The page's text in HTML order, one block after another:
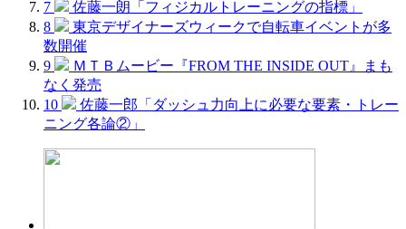
7
佐藤一朗「フィジカルトレーニングの指標」
8
東京デザイナーズウィークで自転車イベントが多
数開催
9
ＭＴＢムービー『FROM THE INSIDE OUT』まも
なく発売
10
佐藤一郎「ダッシュ力向上に必要な要素・トレー
ニング各論②」